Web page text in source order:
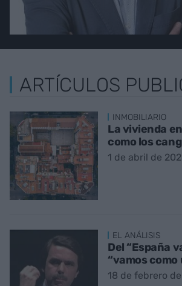
ARTÍCULOS
INMOBILIARIO
La vivienda
como los
1 de abril de
EL ANÁLISIS
Del “España
“vamos como
18 de febrero